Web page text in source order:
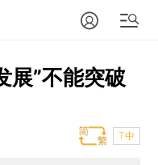
展”不能突破
T中